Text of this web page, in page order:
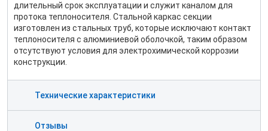
длительный срок эксплуатации и служит каналом для
протока теплоносителя. Стальной каркас секции
изготовлен из стальных труб, которые исключают контакт
теплоносителя с алюминиевой оболочкой, таким образом
отсутствуют условия для электрохимической коррозии
конструкции.
Технические характеристики
Отзывы